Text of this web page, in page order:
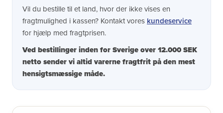
Vil du bestille til et land, hvor der ikke vises en
fragtmulighed i kassen? Kontakt vores kundeservice
for hjælp med fragtprisen.
Ved bestillinger inden for Sverige over 12.000 SEK
netto sender vi altid varerne fragtfrit på den mest
hensigtsmæssige måde.